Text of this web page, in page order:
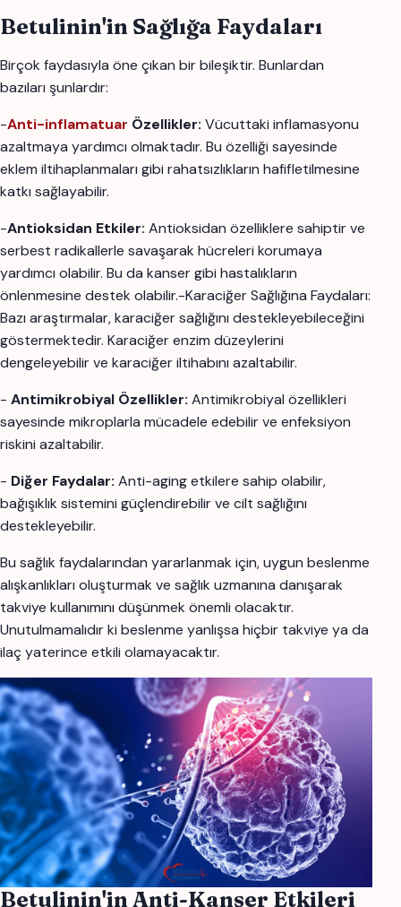
Betulinin'in Sağlığa Faydaları
Birçok faydasıyla öne çıkan bir bileşiktir. Bunlardan
bazıları şunlardır:
-Anti-inflamatuar Özellikler: Vücuttaki inflamasyonu
azaltmaya yardımcı olmaktadır. Bu özelliği sayesinde
eklem iltihaplanmaları gibi rahatsızlıkların hafifletilmesine
katkı sağlayabilir.
-Antioksidan Etkiler: Antioksidan özelliklere sahiptir ve
serbest radikallerle savaşarak hücreleri korumaya
yardımcı olabilir. Bu da kanser gibi hastalıkların
önlenmesine destek olabilir.-Karaciğer Sağlığına Faydaları:
Bazı araştırmalar, karaciğer sağlığını destekleyebileceğini
göstermektedir. Karaciğer enzim düzeylerini
dengeleyebilir ve karaciğer iltihabını azaltabilir.
- Antimikrobiyal Özellikler: Antimikrobiyal özellikleri
sayesinde mikroplarla mücadele edebilir ve enfeksiyon
riskini azaltabilir.
- Diğer Faydalar: Anti-aging etkilere sahip olabilir,
bağışıklık sistemini güçlendirebilir ve cilt sağlığını
destekleyebilir.
Bu sağlık faydalarından yararlanmak için, uygun beslenme
alışkanlıkları oluşturmak ve sağlık uzmanına danışarak
takviye kullanımını düşünmek önemli olacaktır.
Unutulmamalıdır ki beslenme yanlışsa hiçbir takviye ya da
ilaç yaterince etkili olamayacaktır.
Betulinin'in Anti-Kanser Etkileri